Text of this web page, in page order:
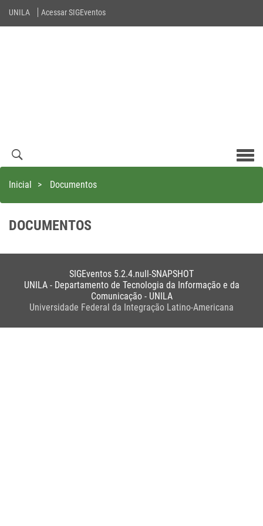
UNILA Acessar SIGEventos
Inicial > Documentos
DOCUMENTOS
SIGEventos 5.2.4.null-SNAPSHOT
UNILA - Departamento de Tecnologia da Informação e da
Comunicação - UNILA
Universidade Federal da Integração Latino-Americana